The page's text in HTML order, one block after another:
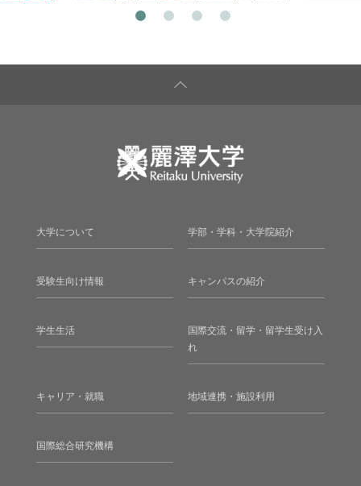
大学について 学部・学科・大学院紹介
受験生向け情報 キャンパスの紹介
学生生活
国際交流・留学・留学生受け入
れ
キャリア・就職 地域連携・施設利用
国際総合研究機構